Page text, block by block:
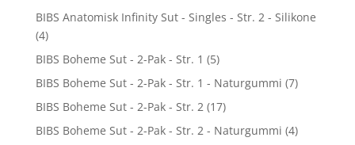
BIBS Anatomisk Infinity Sut - Singles - Str. 2 - Silikone
(4)
BIBS Boheme Sut - 2-Pak - Str. 1 (5)
BIBS Boheme Sut - 2-Pak - Str. 1 - Naturgummi (7)
BIBS Boheme Sut - 2-Pak - Str. 2 (17)
BIBS Boheme Sut - 2-Pak - Str. 2 - Naturgummi (4)